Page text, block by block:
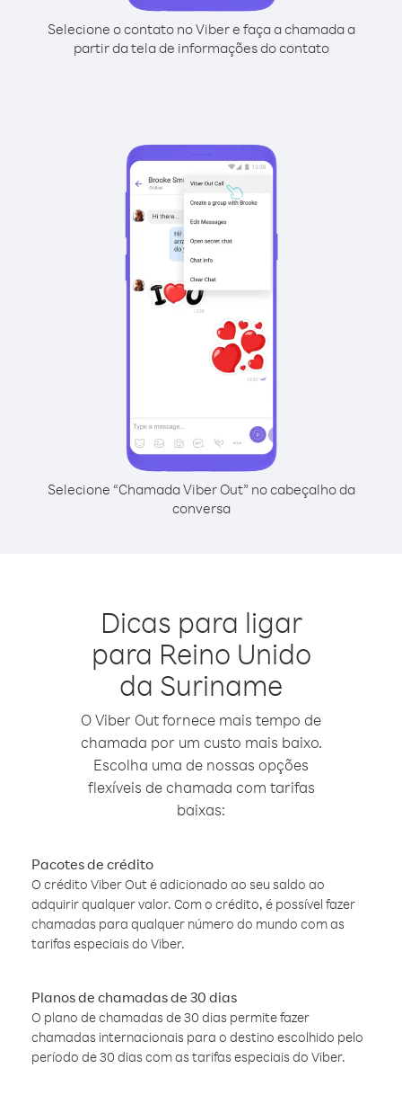
Selecione o contato no Viber e faça a chamada a
partir da tela de informações do contato
Selecione “Chamada Viber Out” no cabeçalho da
conversa
Dicas para ligar
para Reino Unido
da Suriname
O Viber Out fornece mais tempo de
chamada por um custo mais baixo.
Escolha uma de nossas opções
flexíveis de chamada com tarifas
baixas:
Pacotes de crédito
O crédito Viber Out é adicionado ao seu saldo ao
adquirir qualquer valor. Com o crédito, é possível fazer
chamadas para qualquer número do mundo com as
tarifas especiais do Viber.
Planos de chamadas de 30 dias
O plano de chamadas de 30 dias permite fazer
chamadas internacionais para o destino escolhido pelo
período de 30 dias com as tarifas especiais do Viber.